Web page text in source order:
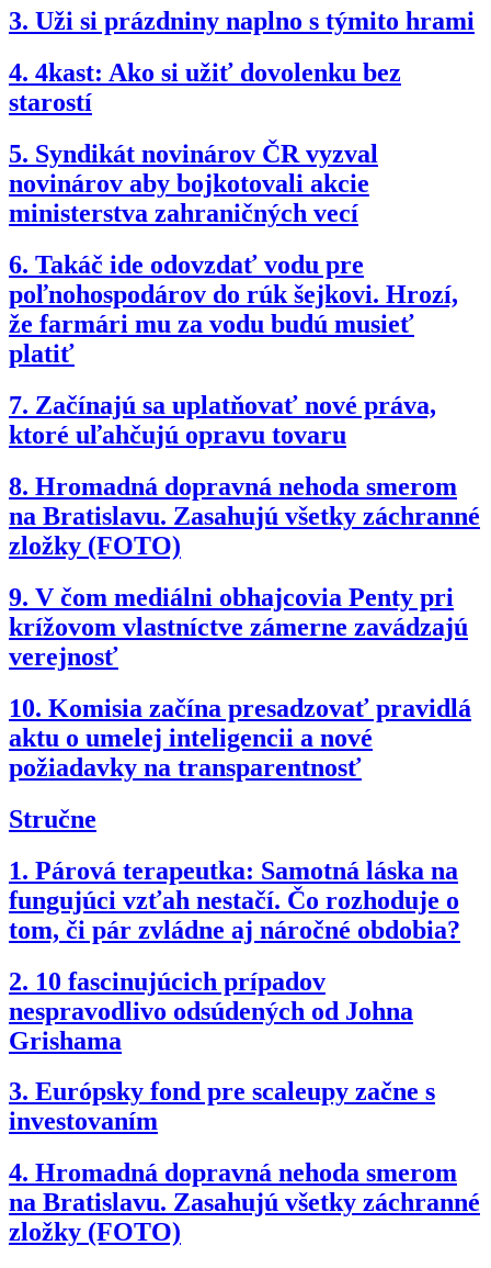
3. Uži si prázdniny naplno s týmito hrami
4. 4kast: Ako si užiť dovolenku bez
starostí
5. Syndikát novinárov ČR vyzval
novinárov aby bojkotovali akcie
ministerstva zahraničných vecí
6. Takáč ide odovzdať vodu pre
poľnohospodárov do rúk šejkovi. Hrozí,
že farmári mu za vodu budú musieť
platiť
7. Začínajú sa uplatňovať nové práva,
ktoré uľahčujú opravu tovaru
8. Hromadná dopravná nehoda smerom
na Bratislavu. Zasahujú všetky záchranné
zložky (FOTO)
9. V čom mediálni obhajcovia Penty pri
krížovom vlastníctve zámerne zavádzajú
verejnosť
10. Komisia začína presadzovať pravidlá
aktu o umelej inteligencii a nové
požiadavky na transparentnosť
Stručne
1. Párová terapeutka: Samotná láska na
fungujúci vzťah nestačí. Čo rozhoduje o
tom, či pár zvládne aj náročné obdobia?
2. 10 fascinujúcich prípadov
nespravodlivo odsúdených od Johna
Grishama
3. Európsky fond pre scaleupy začne s
investovaním
4. Hromadná dopravná nehoda smerom
na Bratislavu. Zasahujú všetky záchranné
zložky (FOTO)